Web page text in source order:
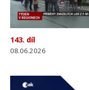
143. díl
08.06.2026